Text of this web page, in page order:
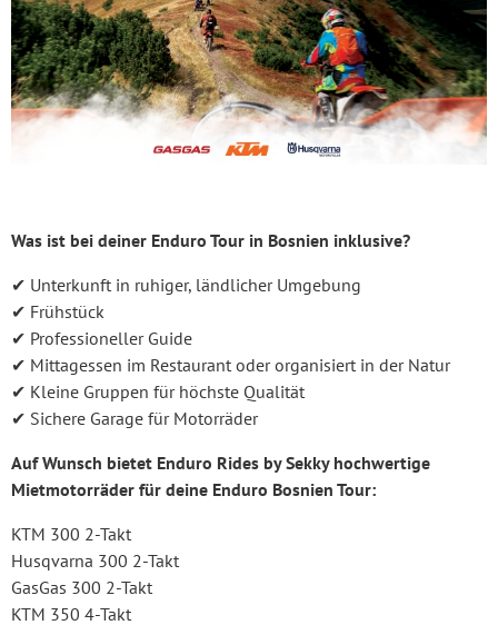
Was ist bei deiner Enduro Tour in Bosnien inklusive?
✔ Unterkunft in ruhiger, ländlicher Umgebung
✔ Frühstück
✔ Professioneller Guide
✔ Mittagessen im Restaurant oder organisiert in der Natur
✔ Kleine Gruppen für höchste Qualität
✔ Sichere Garage für Motorräder
Auf Wunsch bietet Enduro Rides by Sekky hochwertige
Mietmotorräder für deine Enduro Bosnien Tour:
KTM 300 2-Takt
Husqvarna 300 2-Takt
GasGas 300 2-Takt
KTM 350 4-Takt